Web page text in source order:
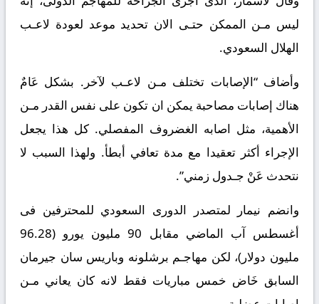
ليس مـن الممكن حتـى الان تحديد موعد لعودة لاعـب
الهلال السعودي.
وأضاف “الإصابات تختلف مـن لاعـب لآخر. بشكل عَامٌ
هناك إصابات مصاحبة يمكن ان تكون على نفس القدر مـن
الأهمية، مثل اصابه الغضروف المفصلي. كل هذا يجعل
الإجراء أكثر تعقيدا مع مدة تعافي أبطأ. ولهذا السبب لا
نتحدث عَنْ جـدول زمني”.
وانضم نيمار لمتصدر الدورى السعودي للمحترفين فى
أغسطس آب الماضي مقابل 90 مليون يورو (96.28
مليون دولار)، لكن مهاجـم برشلونه وباريس سان جيرمان
السابق خَاض خمس مباريات فقط لانه كان يعاني مـن